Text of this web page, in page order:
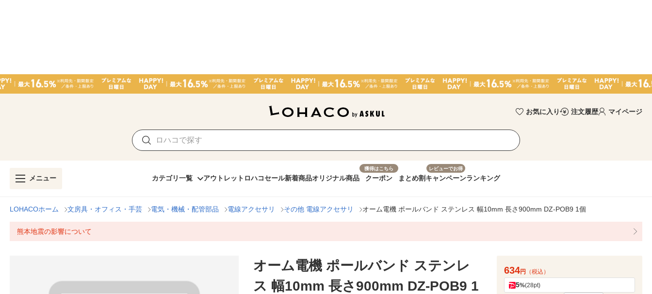
お気に入り 注文履歴 マイページ
メニュー カテゴリ一覧 アウトレット ロハコセール新着商品オリジナル商品
獲得はこちら
クーポン まとめ割
レビューでお得
キャンペーンランキング
LOHACOホーム 文房具・オフィス・手芸 電気・機械・配管部品 電線アクセサリ その他 電線アクセサリ オーム電機 ポールバンド ステンレス 幅10mm 長さ900mm DZ-POB9 1個
熊本地震の影響について
オーム電機 ポールバンド ステンレ
ス 幅10mm 長さ900mm DZ-POB9 1
634円 （税込）
5%(28pt)